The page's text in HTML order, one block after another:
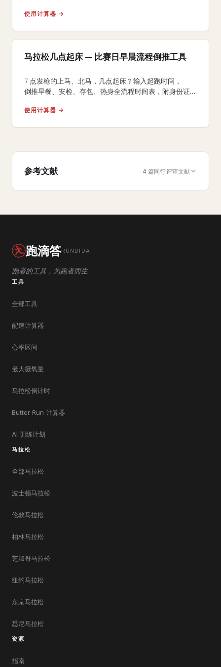
使用计算器 →
马拉松几点起床 — 比赛日早晨流程倒推工具
7 点发枪的上马、北马，几点起床？输入起跑时间，
倒推早餐、安检、存包、热身全流程时间表，附身份证、
使用计算器 →
参考文献 4 篇同行评审文献
跑滴答RUNDIDA
跑者的工具，为跑者而生
工具
全部工具
配速计算器
心率区间
最大摄氧量
马拉松倒计时
Butter Run 计算器
AI 训练计划
马拉松
全部马拉松
波士顿马拉松
伦敦马拉松
柏林马拉松
芝加哥马拉松
纽约马拉松
东京马拉松
悉尼马拉松
资源
指南